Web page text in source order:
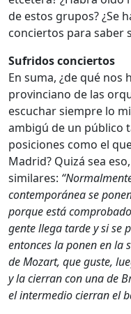
de estos grupos? ¿Se
conciertos para saber
Sufridos conciertos
En suma, ¿de qué nos
provinciano de las
escuchar siempre lo
ambigú de un público
posiciones como el
Madrid? Quizá sea
similares:
contemporánea se
porque está
gente llega tarde y si se
entonces la ponen en la
de Mozart, que guste,
y la cierran con una de
el intermedio cierran el